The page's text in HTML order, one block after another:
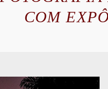
COM